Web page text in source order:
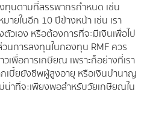
ทุนตามที่สรรพากรกำหนด เช่น
ายในอีก 10 ปีข้างหน้า เช่น เรา
วเอง หรือต้องการที่จะมีเงินเพื่อไป
นการลงทุนในกองทุน RMF ควร
เพื่อการเกษียณ เพราะก็อย่างที่เรา
เบี้ยยังชีพผู้สูงอายุ หรือเงินบำนาญ
าที่จะเพียงพอสำหรับวัยเกษียณใน